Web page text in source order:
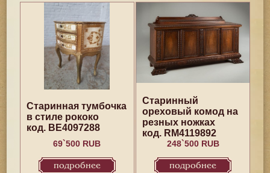
Старинная тумбочка
в стиле рококо
код. BE4097288
69`500 RUB
подробнее
Старинный
ореховый комод на
резных ножках
код. RM4119892
248`500 RUB
подробнее